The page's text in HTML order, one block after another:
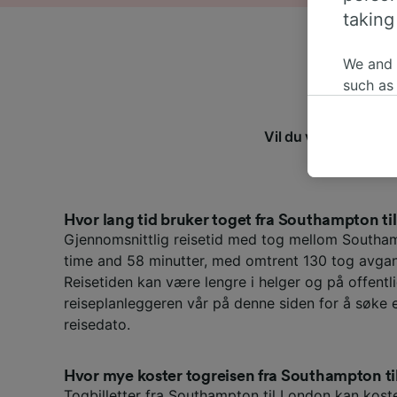
Vil du vite mer om
har vi
Hvor lang tid bruker toget fra Southampton
Gjennomsnittlig reisetid med tog mellom
time and 58 minutter, med omtrent 130 tog
Reisetiden kan være lengre i helger og på
reiseplanleggeren vår på denne siden for å søke
reisedato.
Hvor mye koster togreisen fra Southampton
We
such
where
We
Use